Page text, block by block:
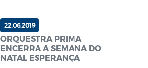
22.06.2019
ORQUESTRA PRIMA
ENCERRA A SEMANA DO
NATAL ESPERANÇA